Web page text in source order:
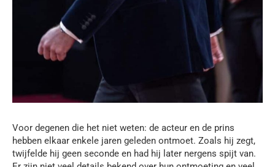
Voor degenen die het niet weten: de acteur en de prins
hebben elkaar enkele jaren geleden ontmoet. Zoals hij zegt,
twijfelde hij geen seconde en had hij later nergens spijt van.